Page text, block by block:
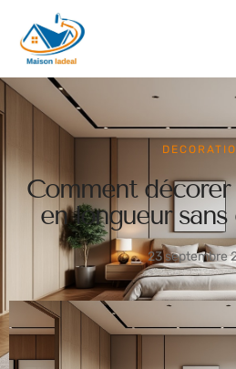
Comment
en longueur
23 septembre